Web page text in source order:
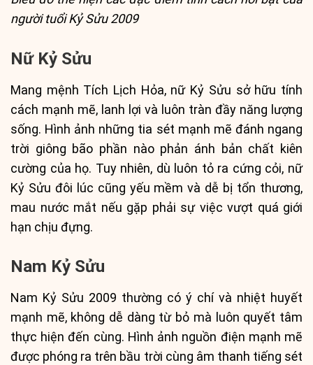
người tuổi Kỷ Sửu 2009
Nữ Kỷ Sửu
Mang mệnh Tích Lịch Hỏa, nữ Kỷ Sửu sở hữu tính
cách mạnh mẽ, lanh lợi và luôn tràn đầy năng lượng
sống. Hình ảnh những tia sét mạnh mẽ đánh ngang
trời giông bão phần nào phản ánh bản chất kiên
cường của họ. Tuy nhiên, dù luôn tỏ ra cứng cỏi, nữ
Kỷ Sửu đôi lúc cũng yếu mềm và dễ bị tổn thương,
mau nước mắt nếu gặp phải sự việc vượt quá giới
hạn chịu đựng.
Nam Kỷ Sửu
Nam Kỷ Sửu 2009 thường có ý chí và nhiệt huyết
mạnh mẽ, không dễ dàng từ bỏ mà luôn quyết tâm
thực hiện đến cùng. Hình ảnh nguồn điện mạnh mẽ
được phóng ra trên bầu trời cùng âm thanh tiếng sét